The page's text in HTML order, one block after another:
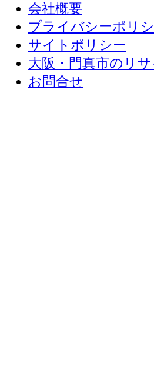
会社概要
プライバシーポリ
サイトポリシー
大阪・門真市のリ
お問合せ